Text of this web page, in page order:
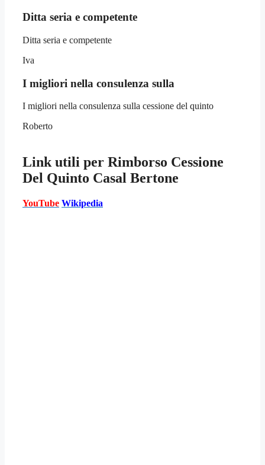
Ditta seria e competente
Ditta seria e competente
Iva
I migliori nella consulenza sulla
I migliori nella consulenza sulla cessione del quinto
Roberto
Link utili per Rimborso Cessione
Del Quinto Casal Bertone
YouTube Wikipedia